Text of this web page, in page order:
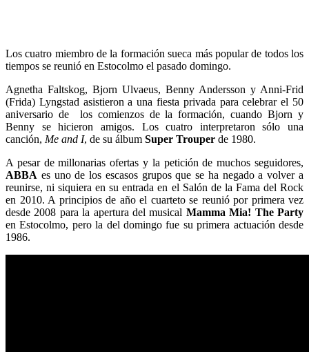
Los cuatro miembro de la formación sueca más popular de todos los
tiempos se reunió en Estocolmo el pasado domingo.
Agnetha Faltskog, Bjorn Ulvaeus, Benny Andersson y Anni-Frid
(Frida) Lyngstad asistieron a una fiesta privada para celebrar el 50
aniversario de los comienzos de la formación, cuando Bjorn y
Benny se hicieron amigos. Los cuatro interpretaron sólo una
canción, Me and I, de su álbum Super Trouper de 1980.
A pesar de millonarias ofertas y la petición de muchos seguidores,
ABBA es uno de los escasos grupos que se ha negado a volver a
reunirse, ni siquiera en su entrada en el Salón de la Fama del Rock
en 2010. A principios de año el cuarteto se reunió por primera vez
desde 2008 para la apertura del musical Mamma Mia! The Party
en Estocolmo, pero la del domingo fue su primera actuación desde
1986.